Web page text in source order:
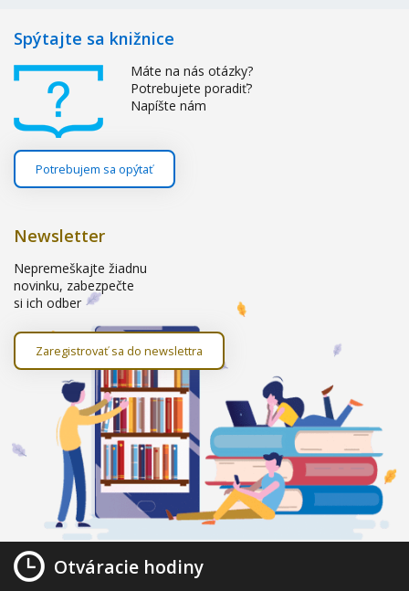
Spýtajte sa knižnice
Máte na nás otázky?
Potrebujete poradiť?
Napíšte nám
Potrebujem sa opýtať
Newsletter
Nepremeškajte žiadnu
novinku, zabezpečte
si ich odber
Zaregistrovať sa do newslettra
Otváracie hodiny